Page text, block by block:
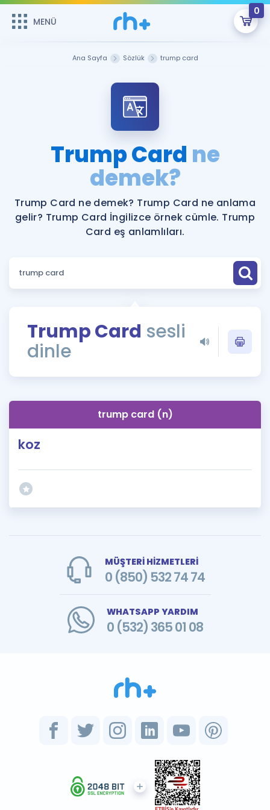
MENÜ
0
Şifremi Hatırlamıyorum
Sepetin Şu An Boş.
Remzi Hoca ile seni sınava hazırlayacak onlarca eğitim seni
bekliyor!
MENÜ
Katılımcı Görüşleri
Faydalı Araçlar
Ücretsiz Kaynaklar
Puan Hesaplama
ÖSYM Sınav Takvimi
Kampanyalar
İngilizce Gramer
İngilizce Gramer
Ana Sayfa Sözlük trump card
Trump Card ne
demek?
Trump Card ne demek? Trump Card ne anlama
gelir? Trump Card İngilizce örnek cümle. Trump
Card eş anlamlıları.
Trump Card sesli
dinle
trump card (n)
koz
MÜŞTERİ HİZMETLERİ
0 (850) 532 74 74
WHATSAPP YARDIM
0 (532) 365 01 08